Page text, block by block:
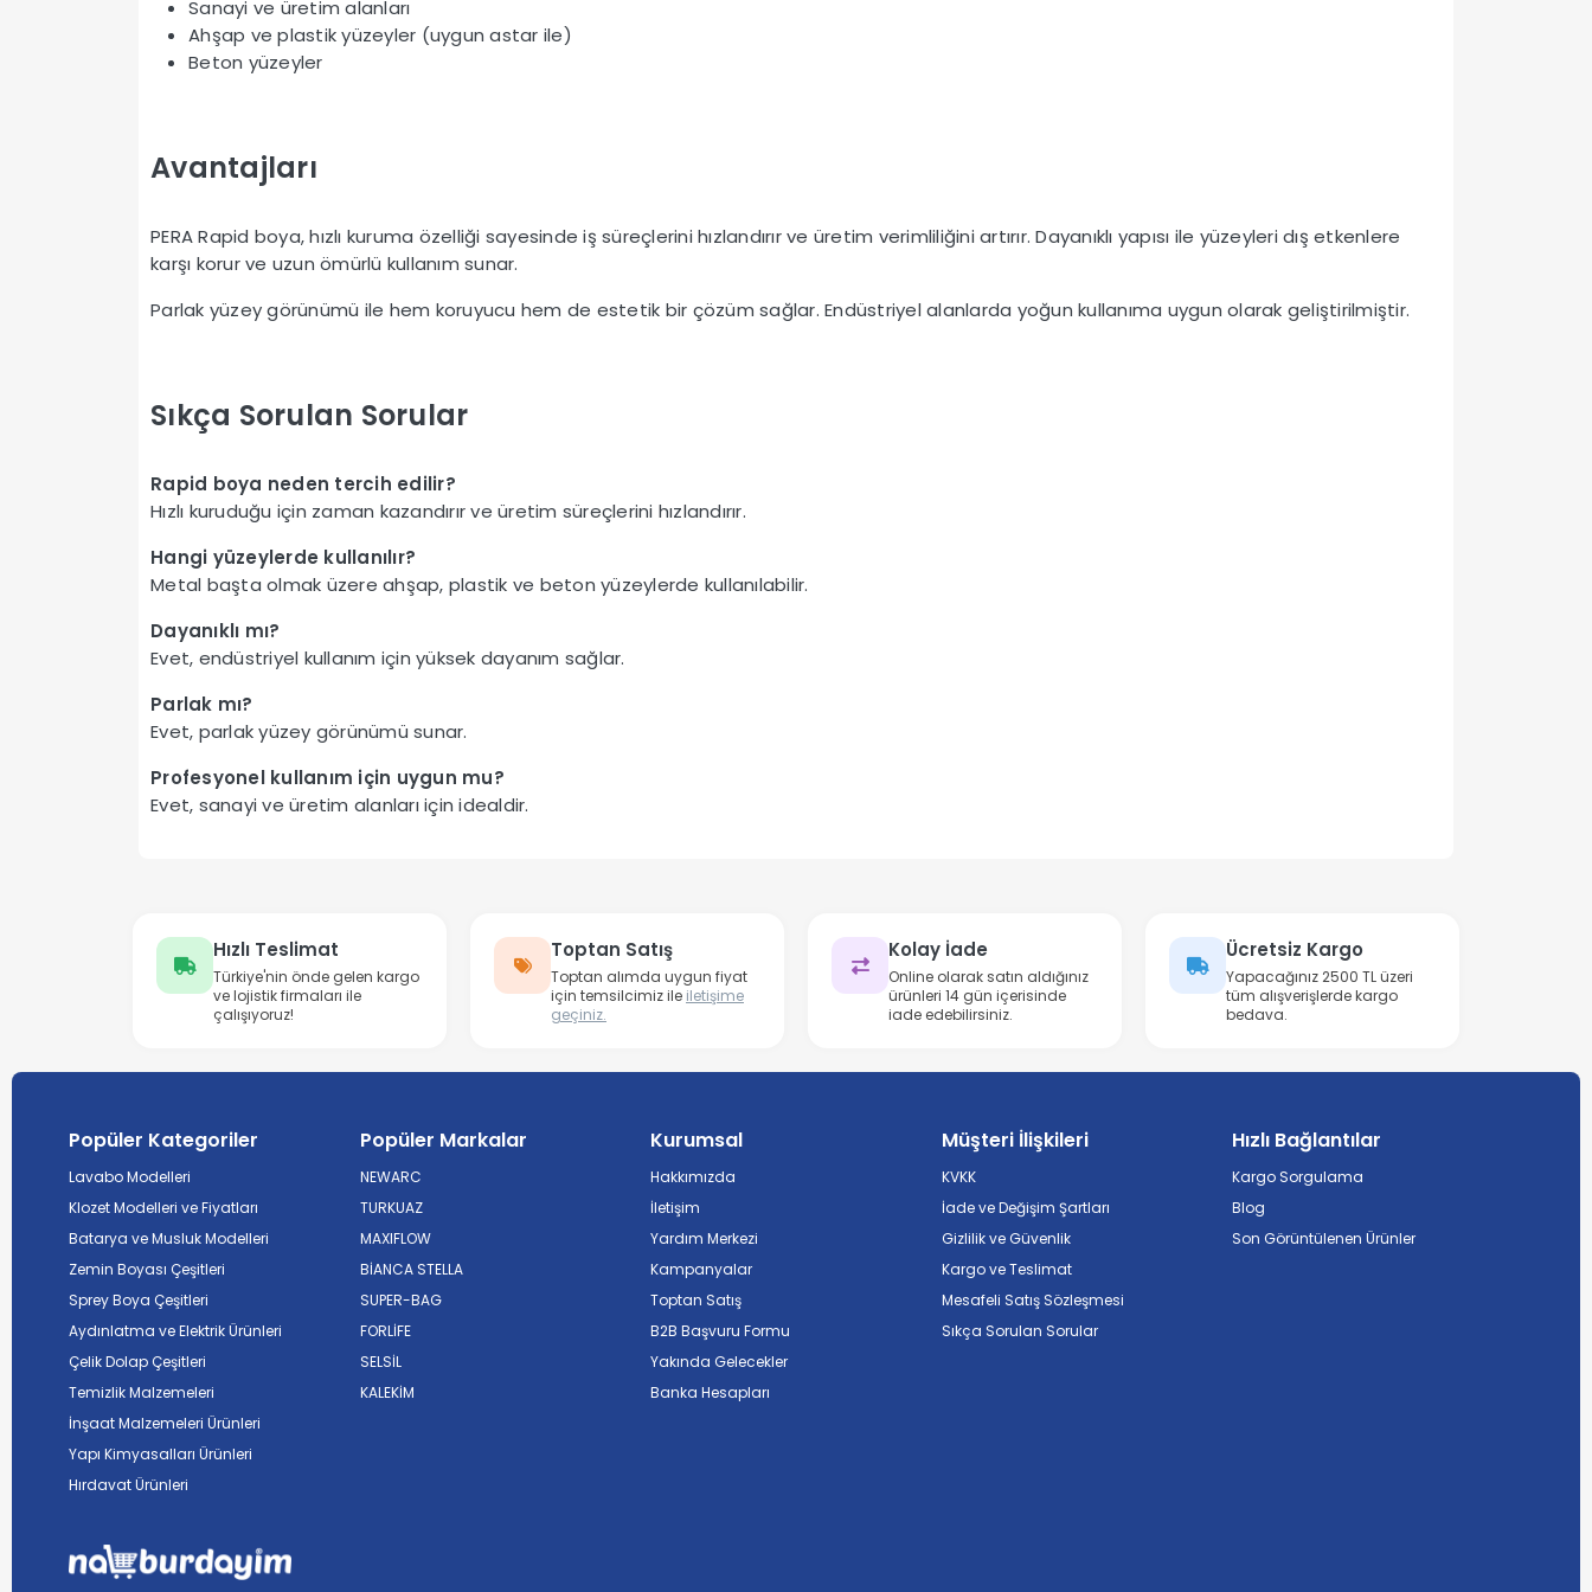
Sanayi ve üretim alanları
Ahşap ve plastik yüzeyler (uygun astar ile)
Beton yüzeyler
Avantajları
PERA Rapid boya, hızlı kuruma özelliği sayesinde iş süreçlerini hızlandırır ve üretim verimliliğini artırır. Dayanıklı yapısı ile yüzeyleri dış etkenlere
karşı korur ve uzun ömürlü kullanım sunar.
Parlak yüzey görünümü ile hem koruyucu hem de estetik bir çözüm sağlar. Endüstriyel alanlarda yoğun kullanıma uygun olarak geliştirilmiştir.
Sıkça Sorulan Sorular
Rapid boya neden tercih edilir?
Hızlı kuruduğu için zaman kazandırır ve üretim süreçlerini hızlandırır.
Hangi yüzeylerde kullanılır?
Metal başta olmak üzere ahşap, plastik ve beton yüzeylerde kullanılabilir.
Dayanıklı mı?
Evet, endüstriyel kullanım için yüksek dayanım sağlar.
Parlak mı?
Evet, parlak yüzey görünümü sunar.
Profesyonel kullanım için uygun mu?
Evet, sanayi ve üretim alanları için idealdir.
Hızlı Teslimat
Türkiye'nin önde gelen kargo
ve lojistik firmaları ile
çalışıyoruz!
Toptan Satış
Toptan alımda uygun fiyat
için temsilcimiz ile iletişime
geçiniz.
Kolay İade
Online olarak satın aldığınız
ürünleri 14 gün içerisinde
iade edebilirsiniz.
Ücretsiz Kargo
Yapacağınız 2500 TL üzeri
tüm alışverişlerde kargo
bedava.
Popüler Kategoriler
Lavabo Modelleri
Klozet Modelleri ve Fiyatları
Batarya ve Musluk Modelleri
Zemin Boyası Çeşitleri
Sprey Boya Çeşitleri
Aydınlatma ve Elektrik Ürünleri
Çelik Dolap Çeşitleri
Temizlik Malzemeleri
İnşaat Malzemeleri Ürünleri
Yapı Kimyasalları Ürünleri
Hırdavat Ürünleri
Popüler Markalar
NEWARC
TURKUAZ
MAXIFLOW
BİANCA STELLA
SUPER-BAG
FORLİFE
SELSİL
KALEKİM
Kurumsal
Hakkımızda
İletişim
Yardım Merkezi
Kampanyalar
Toptan Satış
B2B Başvuru Formu
Yakında Gelecekler
Banka Hesapları
Müşteri İlişkileri
KVKK
İade ve Değişim Şartları
Gizlilik ve Güvenlik
Kargo ve Teslimat
Mesafeli Satış Sözleşmesi
Sıkça Sorulan Sorular
Hızlı Bağlantılar
Kargo Sorgulama
Blog
Son Görüntülenen Ürünler